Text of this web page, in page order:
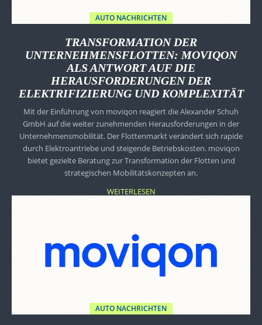
AUTO NACHRICHTEN
TRANSFORMATION DER
UNTERNEHMENSFLOTTEN: MOVIQON
ALS ANTWORT AUF DIE
HERAUSFORDERUNGEN DER
ELEKTRIFIZIERUNG UND KOMPLEXITÄT
Mit der Einführung von moviqon reagiert die Alexander Schuh
GmbH auf die weiter zunehmenden Herausforderungen in der
Unternehmensmobilität. Der Flottenmarkt verändert sich rapide
durch Elektroantriebe und steigende Betriebs­kosten. moviqon
bietet gezielte Beratung zur Transformation der Flotten und
strategischen Mobilitätskonzepten an.
WEITERLESEN
AUTO NACHRICHTEN